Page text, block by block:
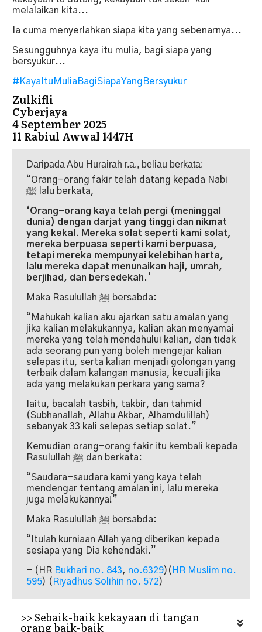
melalaikan kita...
Ia cuma menyerlahkan siapa kita yang sebenarnya...
Sesungguhnya kaya itu mulia, bagi siapa yang
bersyukur...
#KayaItuMuliaBagiSiapaYangBersyukur
Zulkifli
Cyberjaya
4 September 2025
11 Rabiul Awwal 1447H
Daripada Abu Hurairah r.a., beliau berkata:
“Orang-orang fakir telah datang kepada Nabi
ﷺ lalu berkata,
‘Orang-orang kaya telah pergi (meninggal
dunia) dengan darjat yang tinggi dan nikmat
yang kekal. Mereka solat seperti kami solat,
mereka berpuasa seperti kami berpuasa,
tetapi mereka mempunyai kelebihan harta,
lalu mereka dapat menunaikan haji, umrah,
berjihad, dan bersedekah. ’
Maka Rasulullah ﷺ bersabda:
“Mahukah kalian aku ajarkan satu amalan yang
jika kalian melakukannya, kalian akan menyamai
mereka yang telah mendahului kalian, dan tidak
ada seorang pun yang boleh mengejar kalian
selepas itu, serta kalian menjadi golongan yang
terbaik dalam kalangan manusia, kecuali jika
ada yang melakukan perkara yang sama?
Iaitu, bacalah tasbih, takbir, dan tahmid
(Subhanallah, Allahu Akbar, Alhamdulillah)
sebanyak 33 kali selepas setiap solat.”
Kemudian orang-orang fakir itu kembali kepada
Rasulullah ﷺ dan berkata:
“Saudara-saudara kami yang kaya telah
mendengar tentang amalan ini, lalu mereka
juga melakukannya!”
Maka Rasulullah ﷺ bersabda:
“Itulah kurniaan Allah yang diberikan kepada
sesiapa yang Dia kehendaki.”
- (HR Bukhari no. 843, no.6329)( HR Muslim no.
595) ( Riyadhus Solihin no. 572)
>> Sebaik-baik kekayaan di tangan
orang baik-baik